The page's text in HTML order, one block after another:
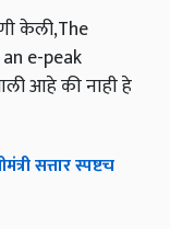
केली,The
e-peak
आहे की नाही हे
सत्तार स्पष्टच